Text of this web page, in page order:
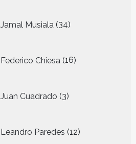
Jamal Musiala 34
producten
Federico Chiesa 16
producten
Juan Cuadrado 3
producten
Leandro Paredes 12
producten